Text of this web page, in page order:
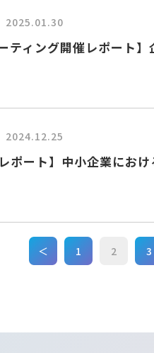
2025.01.30
ティング開催レポート
2024.12.25
ポート】中小企業にお
＜ 1 2 3